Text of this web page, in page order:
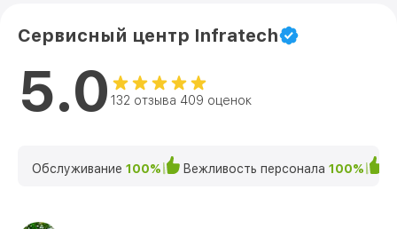
Сервисный центр Infratech
5.0 132 отзыва 409 оценок
Обслуживание 100% Вежливость персонала 100%